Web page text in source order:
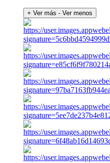
+ Ver más - Ver menos